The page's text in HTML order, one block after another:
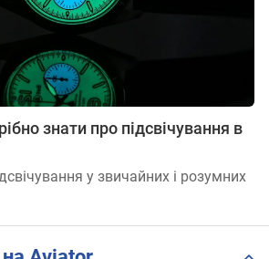
знати про підсвічування в
у звичайних і розумних